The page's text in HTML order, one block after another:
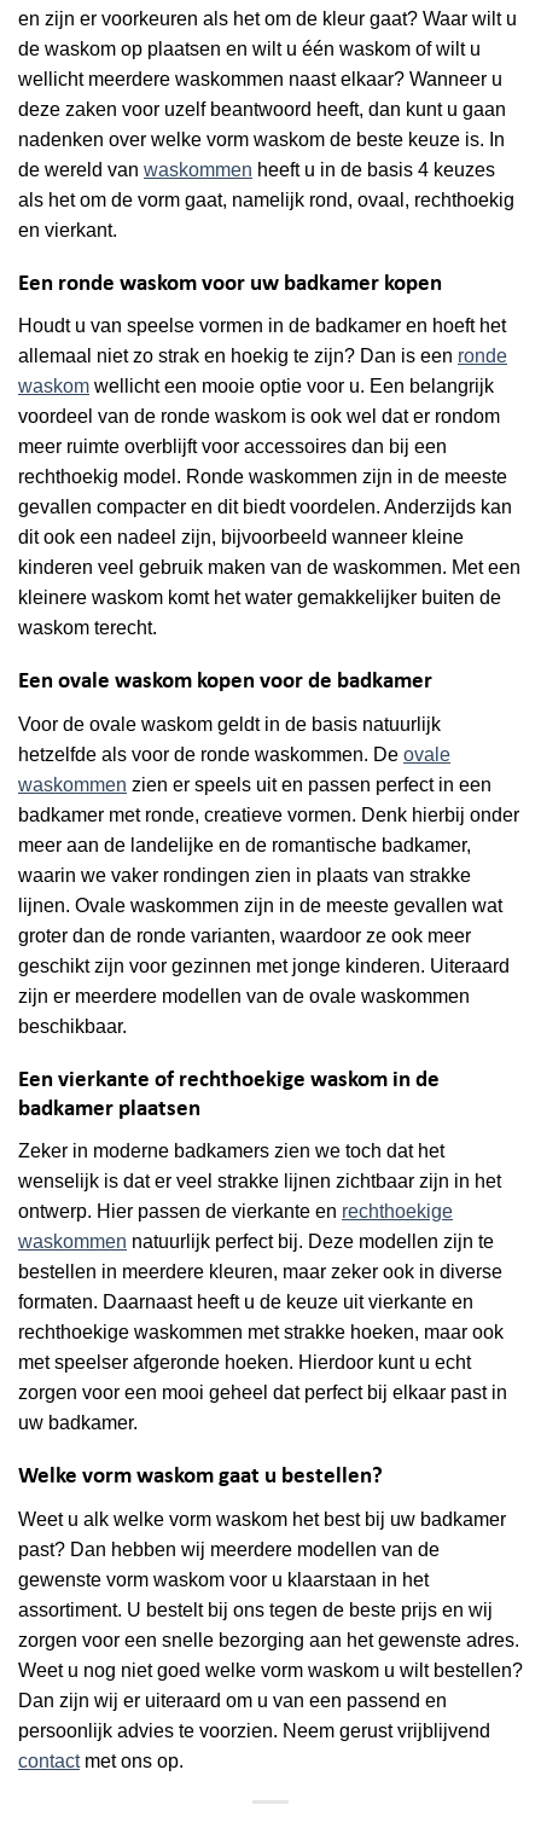
en zijn er voorkeuren als het om de kleur gaat? Waar wilt u
de waskom op plaatsen en wilt u één waskom of wilt u
wellicht meerdere waskommen naast elkaar? Wanneer u
deze zaken voor uzelf beantwoord heeft, dan kunt u gaan
nadenken over welke vorm waskom de beste keuze is. In
de wereld van waskommen heeft u in de basis 4 keuzes
als het om de vorm gaat, namelijk rond, ovaal, rechthoekig
en vierkant.
Een ronde waskom voor uw badkamer kopen
Houdt u van speelse vormen in de badkamer en hoeft het
allemaal niet zo strak en hoekig te zijn? Dan is een ronde
waskom wellicht een mooie optie voor u. Een belangrijk
voordeel van de ronde waskom is ook wel dat er rondom
meer ruimte overblijft voor accessoires dan bij een
rechthoekig model. Ronde waskommen zijn in de meeste
gevallen compacter en dit biedt voordelen. Anderzijds kan
dit ook een nadeel zijn, bijvoorbeeld wanneer kleine
kinderen veel gebruik maken van de waskommen. Met een
kleinere waskom komt het water gemakkelijker buiten de
waskom terecht.
Een ovale waskom kopen voor de badkamer
Voor de ovale waskom geldt in de basis natuurlijk
hetzelfde als voor de ronde waskommen. De ovale
waskommen zien er speels uit en passen perfect in een
badkamer met ronde, creatieve vormen. Denk hierbij onder
meer aan de landelijke en de romantische badkamer,
waarin we vaker rondingen zien in plaats van strakke
lijnen. Ovale waskommen zijn in de meeste gevallen wat
groter dan de ronde varianten, waardoor ze ook meer
geschikt zijn voor gezinnen met jonge kinderen. Uiteraard
zijn er meerdere modellen van de ovale waskommen
beschikbaar.
Een vierkante of rechthoekige waskom in de
badkamer plaatsen
Zeker in moderne badkamers zien we toch dat het
wenselijk is dat er veel strakke lijnen zichtbaar zijn in het
ontwerp. Hier passen de vierkante en rechthoekige
waskommen natuurlijk perfect bij. Deze modellen zijn te
bestellen in meerdere kleuren, maar zeker ook in diverse
formaten. Daarnaast heeft u de keuze uit vierkante en
rechthoekige waskommen met strakke hoeken, maar ook
met speelser afgeronde hoeken. Hierdoor kunt u echt
zorgen voor een mooi geheel dat perfect bij elkaar past in
uw badkamer.
Welke vorm waskom gaat u bestellen?
Weet u alk welke vorm waskom het best bij uw badkamer
past? Dan hebben wij meerdere modellen van de
gewenste vorm waskom voor u klaarstaan in het
assortiment. U bestelt bij ons tegen de beste prijs en wij
zorgen voor een snelle bezorging aan het gewenste adres.
Weet u nog niet goed welke vorm waskom u wilt bestellen?
Dan zijn wij er uiteraard om u van een passend en
persoonlijk advies te voorzien. Neem gerust vrijblijvend
contactmet ons op.